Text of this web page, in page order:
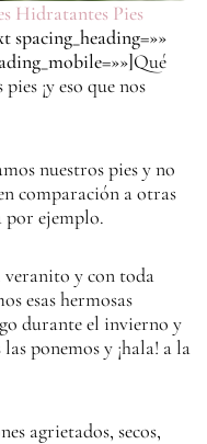
Hidratantes Pies
spacing_heading=»»
Qué
¡y eso que nos
nuestros pies y no
comparación a otras
por ejemplo.
veranito y con toda
esas hermosas
durante el invierno y
ponemos y ¡hala! a la
agrietados, secos,